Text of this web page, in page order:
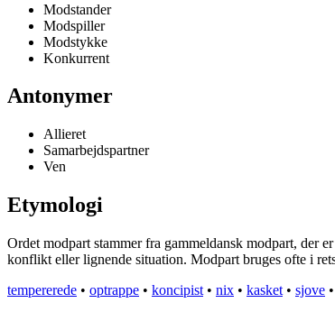
Modstander
Modspiller
Modstykke
Konkurrent
Antonymer
Allieret
Samarbejdspartner
Ven
Etymologi
Ordet modpart stammer fra gammeldansk modpart, der
konflikt eller lignende situation. Modpart bruges ofte i
tempererede • optrappe • koncipist • nix • kasket • sjove •